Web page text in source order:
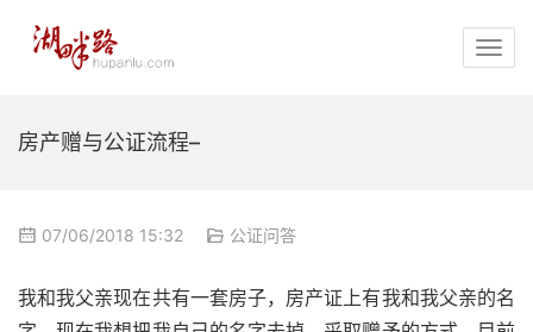
房产赠与公证流程–
07/06/2018 15:32 公证问答
我和我父亲现在共有一套房子，房产证上有我和我父亲的名